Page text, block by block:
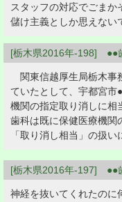
スタッフの対応でごまか
儲け主義としか思えない
[栃木県2016年-198] ●●
関東信越厚生局栃木事
ていたとして、宇都宮市
機関の指定取り消しに相
歯科は既に保健医療機関
「取り消し相当」の扱い
[栃木県2016年-197] ●●
神経を抜いてくれたのに